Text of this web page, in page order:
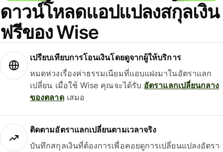
ดาวน์โหลดแอปแปลงสกุลเงิน
ฟรีของ Wise
เปรียบเทียบการโอนเงินโดยดูจากผู้ให้บริการ
หมดห่วงเรื่องค่าธรรมเนียมที่แอบแฝงมาในอัตราแลก
เปลี่ยน เมื่อใช้ Wise คุณจะได้รับ อัตราแลกเปลี่ยนกลาง
ของตลาดเสมอ
ติดตามอัตราแลกเปลี่ยนตามเวลาจริง
บันทึกสกุลเงินที่ต้องการเพื่อคอยดูการเปลี่ยนแปลงอัตรา